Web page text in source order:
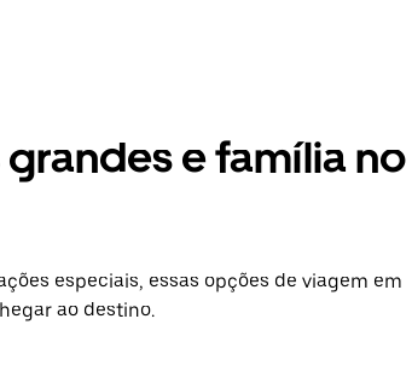
e família no
especiais, essas opções de viagem em
ao destino.